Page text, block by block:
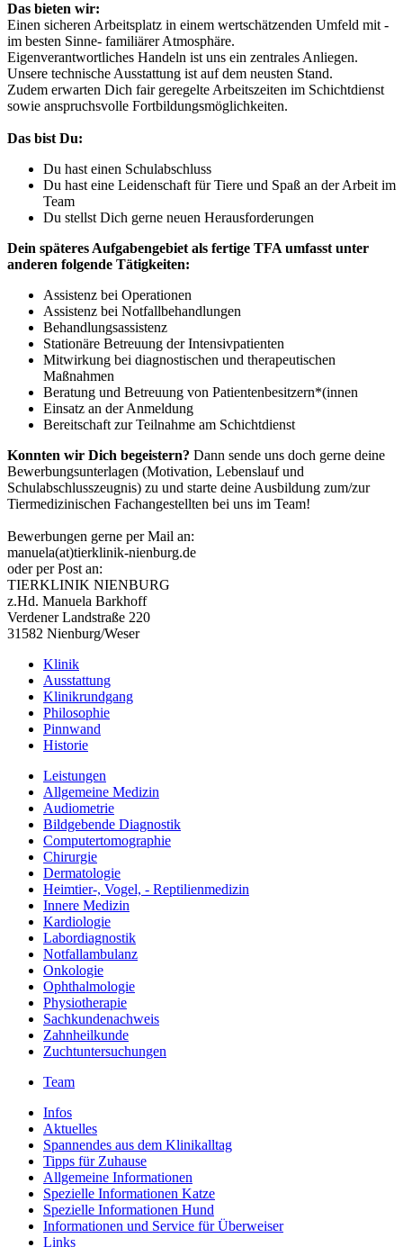
Das bieten wir:
Einen sicheren Arbeitsplatz in einem wertschätzenden Umfeld mit -
im besten Sinne- familiärer Atmosphäre.
Eigenverantwortliches Handeln ist uns ein zentrales Anliegen.
Unsere technische Ausstattung ist auf dem neusten Stand.
Zudem erwarten Dich fair geregelte Arbeitszeiten im Schichtdienst
sowie anspruchsvolle Fortbildungsmöglichkeiten.
Das bist Du:
Du hast einen Schulabschluss
Du hast eine Leidenschaft für Tiere und Spaß an der Arbeit im
Team
Du stellst Dich gerne neuen Herausforderungen
Dein späteres Aufgabengebiet als fertige TFA umfasst unter
anderen folgende Tätigkeiten:
Assistenz bei Operationen
Assistenz bei Notfallbehandlungen
Behandlungsassistenz
Stationäre Betreuung der Intensivpatienten
Mitwirkung bei diagnostischen und therapeutischen
Maßnahmen
Beratung und Betreuung von Patientenbesitzern*(innen
Einsatz an der Anmeldung
Bereitschaft zur Teilnahme am Schichtdienst
Konnten wir Dich begeistern? Dann sende uns doch gerne deine
Bewerbungsunterlagen (Motivation, Lebenslauf und
Schulabschlusszeugnis) zu und starte deine Ausbildung zum/zur
Tiermedizinischen Fachangestellten bei uns im Team!
Bewerbungen gerne per Mail an:
manuela(at)tierklinik-nienburg.de
oder per Post an:
TIERKLINIK NIENBURG
z.Hd. Manuela Barkhoff
Verdener Landstraße 220
31582 Nienburg/Weser
Klinik
Ausstattung
Klinikrundgang
Philosophie
Pinnwand
Historie
Leistungen
Allgemeine Medizin
Audiometrie
Bildgebende Diagnostik
Computertomographie
Chirurgie
Dermatologie
Heimtier-, Vogel, - Reptilienmedizin
Innere Medizin
Kardiologie
Labordiagnostik
Notfallambulanz
Onkologie
Ophthalmologie
Physiotherapie
Sachkundenachweis
Zahnheilkunde
Zuchtuntersuchungen
Team
Infos
Aktuelles
Spannendes aus dem Klinikalltag
Tipps für Zuhause
Allgemeine Informationen
Spezielle Informationen Katze
Spezielle Informationen Hund
Informationen und Service für Überweiser
Links